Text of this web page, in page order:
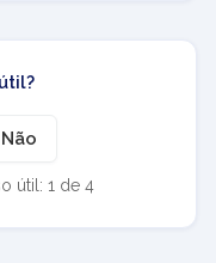
Não
útil: 1 de 4